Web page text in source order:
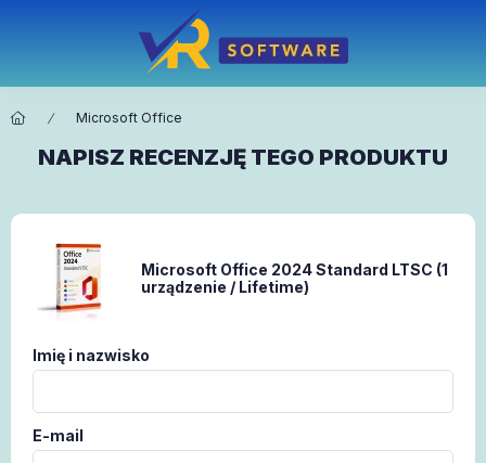
Microsoft Office
NAPISZ RECENZJĘ TEGO PRODUKTU
Microsoft Office 2024 Standard LTSC (1
urządzenie / Lifetime)
Imię i nazwisko
E-mail